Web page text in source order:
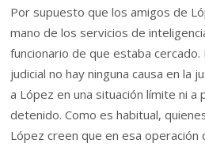
Por supuesto que los amigos de
mano de los servicios de
funcionario de que estaba
judicial no hay ninguna causa en la
a López en una situación límite ni a
detenido. Como es habitual,
López creen que en esa operación